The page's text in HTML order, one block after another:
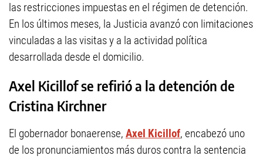
las restricciones impuestas en el régimen de detención.
En los últimos meses, la Justicia avanzó con limitaciones
vinculadas a las visitas y a la actividad política
desarrollada desde el domicilio.
Axel Kicillof se refirió a la detención de
Cristina Kirchner
El gobernador bonaerense, Axel Kicillof, encabezó uno
de los pronunciamientos más duros contra la sentencia